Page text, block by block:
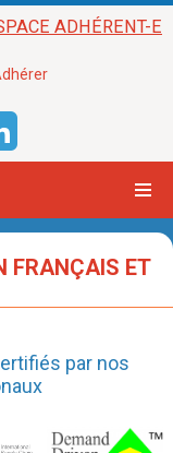
ADHÉRENT-E
FRANÇAIS ET
par nos